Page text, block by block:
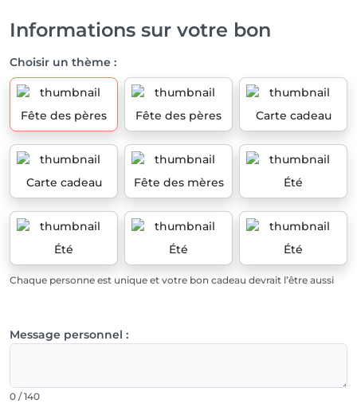
Informations sur votre bon
Choisir un thème :
Fête des pères Fête des pères Carte cadeau
Carte cadeau Fête des mères Été
Été Été Été
Chaque personne est unique et votre bon cadeau devrait l’être aussi
Message personnel :
0 / 140